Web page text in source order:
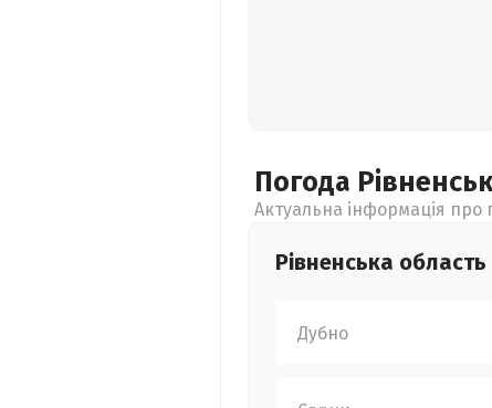
Погода
Актуальна інформація про
Рівненська область
Дубно